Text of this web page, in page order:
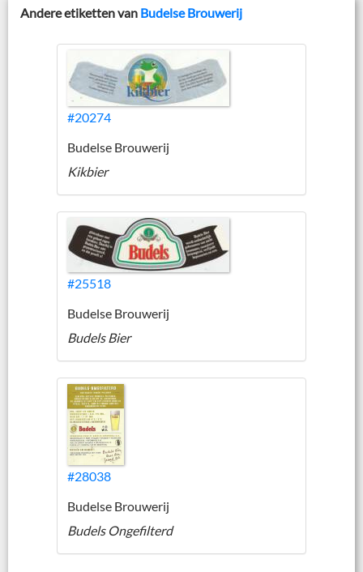
Andere etiketten van Budelse Brouwerij
#20274
Budelse Brouwerij
Kikbier
#25518
Budelse Brouwerij
Budels Bier
#28038
Budelse Brouwerij
Budels Ongefilterd